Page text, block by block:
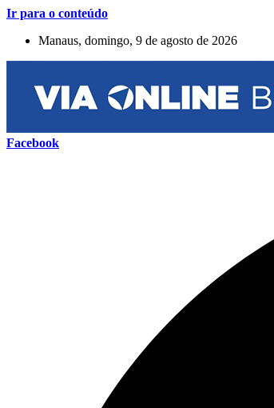
Ir para o conteúdo
Manaus, domingo, 9 de agosto de 2026
Facebook